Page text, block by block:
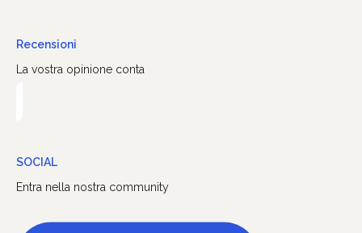
Recensioni
La vostra opinione conta
SOCIAL
Entra nella nostra community